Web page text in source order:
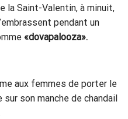
la Saint-Valentin, à minuit,
pendant un
«dovapalooza».
aux femmes de porter le
son manche de chandail